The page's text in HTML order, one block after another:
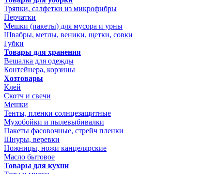
Тряпки, салфетки из микрофибры
Перчатки
Мешки (пакеты) для мусора и урны
Швабры, метлы, веники, щетки, совки
Губки
Товары для хранения
Вешалка для одежды
Контейнера, корзины
Хозтовары
Клей
Скотч и свечи
Мешки
Тенты, пленки солнцезащитные
Мухобойки и пылевыбивалки
Пакеты фасовочные, стрейч пленки
Шнуры, веревки
Ножницы, ножи канцелярские
Масло бытовое
Товары для кухни